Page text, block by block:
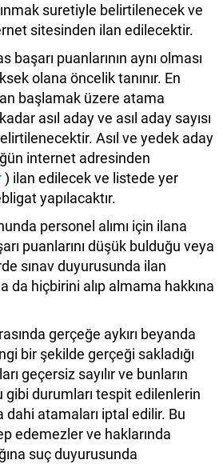
suretiyle belirtilenecek ve
sitesinden ilan edilecektir.
puanlarının aynı olması
olana öncelik tanınır. En
başlamak üzere atama
asıl aday ve asıl aday sayısı
Asıl ve yedek aday
internet adresinden
) ilan edilecek ve listede yer
yapılacaktır.
personel alımı için ilana
puanlarını düşük bulduğu veya
sınav duyurusunda ilan
da hiçbirini alıp almama hakkına
gerçeğe aykırı beyanda
bir şekilde gerçeği sakladığı
geçersiz sayılır ve bunların
gibi durumları tespit edilenlerin
dahi atamaları iptal edilir. Bu
edemezler ve haklarında
suç duyurusunda